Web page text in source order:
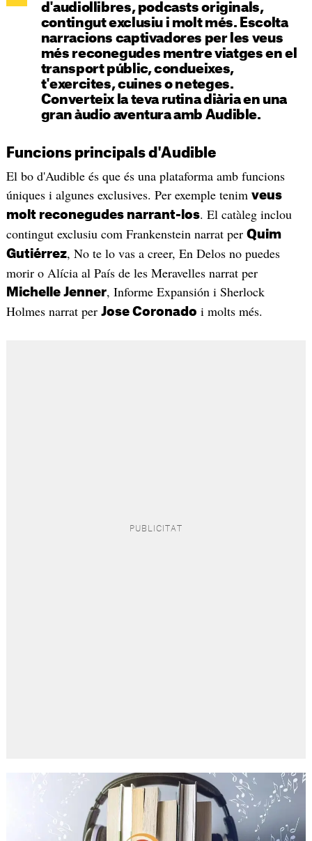
d'audiollibres, podcasts originals,
contingut exclusiu i molt més. Escolta
narracions captivadores per les veus
més reconegudes mentre viatges en el
transport públic, condueixes,
t'exercites, cuines o neteges.
Converteix la teva rutina diària en una
gran àudio aventura amb Audible.
Funcions principals d'Audible
El bo d'Audible és que és una plataforma amb funcions
úniques i algunes exclusives. Per exemple tenim veus
molt reconegudes narrant-los. El catàleg inclou
contingut exclusiu com Frankenstein narrat per Quim
Gutiérrez, No te lo vas a creer, En Delos no puedes
morir o Alícia al País de les Meravelles narrat per
Michelle Jenner, Informe Expansión i Sherlock
Holmes narrat per Jose Coronado i molts més.